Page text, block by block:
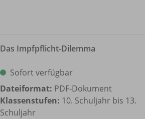
Das Impfpflicht-Dilemma
Sofort verfügbar
Dateiformat: PDF-Dokument
Klassenstufen: 10. Schuljahr bis 13.
Schuljahr